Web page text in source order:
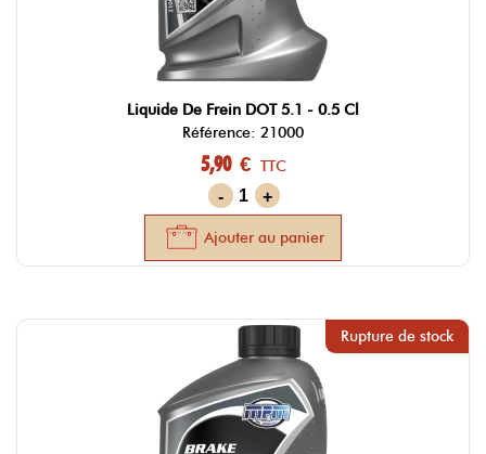
Liquide De Frein DOT 5.1 - 0.5 Cl
Référence: 21000
5,90 € TTC
-
+
Ajouter au panier
Rupture de stock